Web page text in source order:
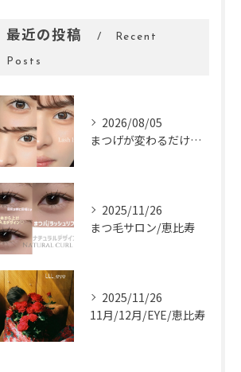
最近の投稿 Recent
Posts
2026/08/05
まつげが変わるだけで、顔の印象はぐっと変わります。
2025/11/26
まつ毛サロン/恵比寿
2025/11/26
11月/12月/EYE/恵比寿